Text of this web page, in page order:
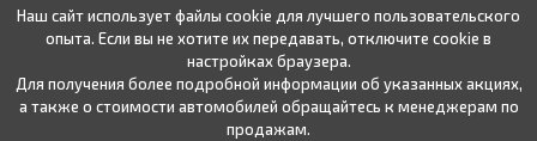
Наш сайт использует файлы cookie для лучшего пользовательского
опыта. Если вы не хотите их передавать, отключите cookie в
настройках браузера.
Для получения более подробной информации об указанных акциях,
а также о стоимости автомобилей обращайтесь к менеджерам по
продажам.